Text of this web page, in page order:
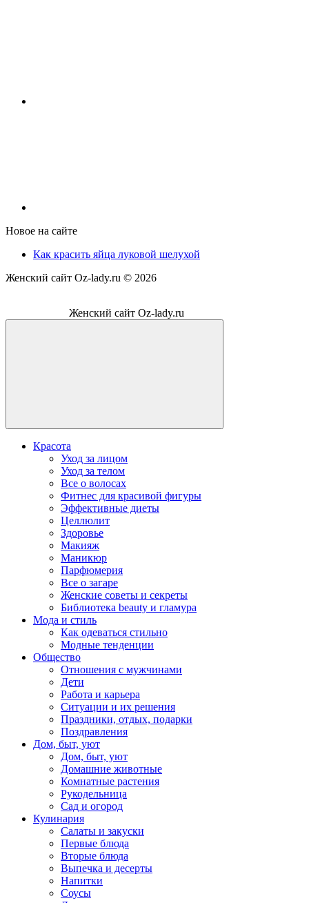
Новое на сайте
Как красить яйца луковой шелухой
Женский сайт Oz-lady.ru © 2026
Женский сайт Oz-lady.ru
Красота
Уход за лицом
Уход за телом
Все о волосах
Фитнес для красивой фигуры
Эффективные диеты
Целлюлит
Здоровье
Макияж
Маникюр
Парфюмерия
Все о загаре
Женские советы и секреты
Библиотека beauty и гламура
Мода и стиль
Как одеваться стильно
Модные тенденции
Общество
Отношения с мужчинами
Дети
Работа и карьера
Ситуации и их решения
Праздники, отдых, подарки
Поздравления
Дом, быт, уют
Дом, быт, уют
Домашние животные
Комнатные растения
Рукодельница
Сад и огород
Кулинария
Салаты и закуски
Первые блюда
Вторые блюда
Выпечка и десерты
Напитки
Соусы